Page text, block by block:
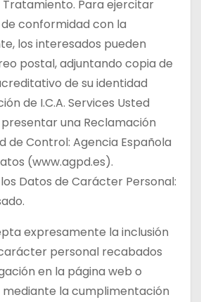
Para ejercitar
conformidad con la
los interesados pueden
postal, adjuntando copia de
de su identidad
de I.C.A. Services Usted
una Reclamación
de Control: Agencia Española
(www.agpd.es).
Datos de Carácter Personal:
expresamente la inclusión
personal recabados
en la página web o
la cumplimentación